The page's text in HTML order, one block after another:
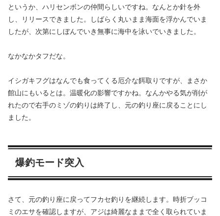
というか、ハリセンボンの仲間らしいですね。なんとか針を外
し、リリースできました。しばらく丸いまま海面を浮かんでいま
したが、次第にしぼんでいき無事に海中を泳いでいきました。
なかなかタフだな。
イシガキフグはなんでも食ってくる厄介な餌取りですが、まさか
館山にもいるとは。温暖化の影響ですかね。なんかやる気が削が
れたので右手のミゾの釣りは終了し、元の釣り座に戻ることにし
ました。
爆釣モード突入
さて、元の釣り座に戻ってフカセ釣りを継続します。時折ブッコ
ミのエサを確認しますが、アジは綺麗なままで全く取られていま